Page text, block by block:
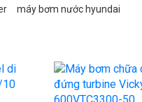
máy bơm nước hyundai